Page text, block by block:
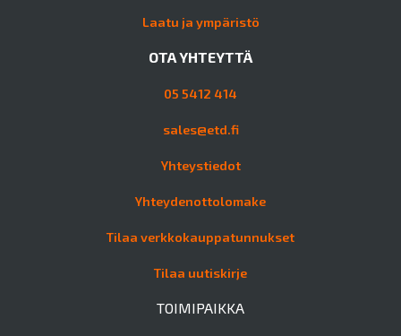
Laatu ja ympäristö
OTA YHTEYTTÄ
05 5412 414
sales@etd.fi
Yhteystiedot
Yhteydenottolomake
Tilaa verkkokauppatunnukset
Tilaa uutiskirje
TOIMIPAIKKA